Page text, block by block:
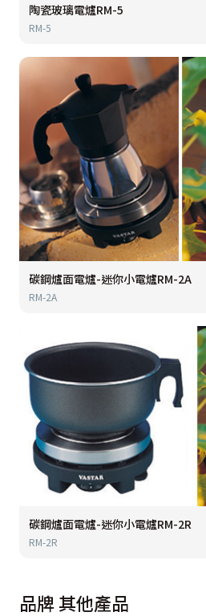
陶瓷玻璃電爐RM-5
RM-5
碳鋼爐面電爐-迷你小電爐RM-2A
RM-2A
碳鋼爐面電爐-迷你小電爐RM-2R
RM-2R
品牌其他產品